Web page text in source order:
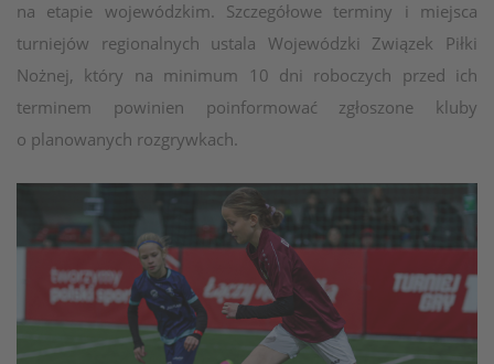
na etapie wojewódzkim. Szczegółowe terminy i miejsca
turniejów regionalnych ustala Wojewódzki Związek Piłki
Nożnej, który na minimum 10 dni roboczych przed ich
terminem powinien poinformować zgłoszone kluby
o planowanych rozgrywkach.